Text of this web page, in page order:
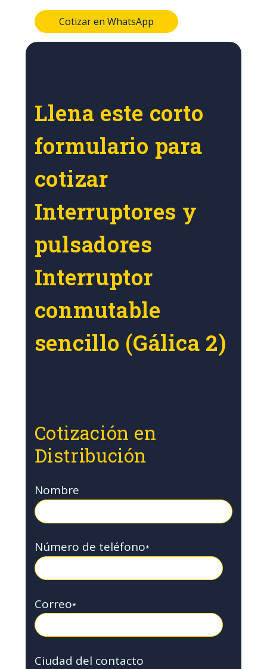
Cotizar en WhatsApp
Llena este corto
formulario para
cotizar
Interruptores y
pulsadores
Interruptor
conmutable
sencillo (Gálica 2)
Cotización en
Distribución
Nombre
Número de teléfono*
Correo*
Ciudad del contacto